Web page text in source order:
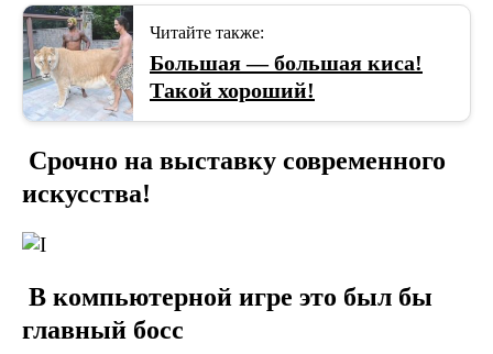
Читайте также:
Большая — большая киса!
Такой хороший!
Срочно на выставку современного
искусства!
В компьютерной игре это был бы
главный босс